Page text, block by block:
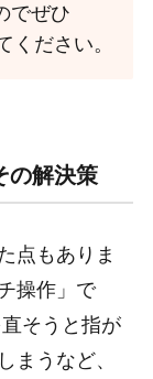
でぜひ
ください。
の解決策
点もありま
操作」で
そうと指が
まうなど、